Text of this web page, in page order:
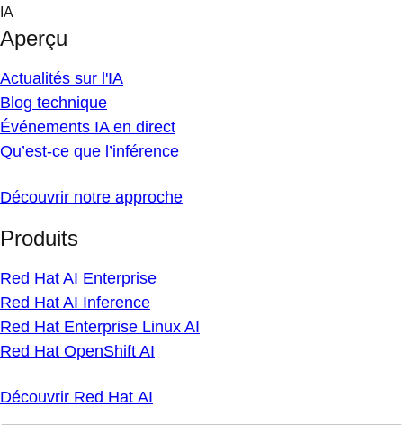
Skip
content
IA
Aperçu
Actualités sur l'IA
Blog technique
Événements IA en direct
Qu’est-ce que l’inférence
Découvrir notre approche
Produits
Red Hat AI Enterprise
Red Hat AI Inference
Red Hat Enterprise Linux AI
Red Hat OpenShift AI
Découvrir Red Hat AI